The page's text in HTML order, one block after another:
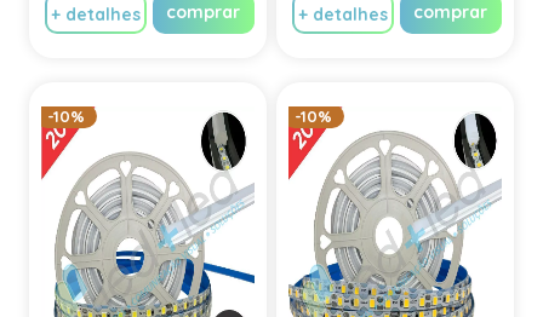
+ detalhes comprar + detalhes comprar
-10% -10%